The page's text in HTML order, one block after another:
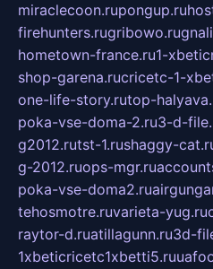
miraclecoon.rupongup.ru
firehunters.rugribowo.ru
hometown-france.ru1-
shop-garena.rucricetc-1-
one-life-story.rutop-
poka-vse-doma-2.ru3-d-
g2012.rutst-1.rushaggy-
g-2012.ruops-mgr.ru
poka-vse-doma2.ru
tehosmotre.ruvarieta-yug.ru
raytor-d.ruatillagunn.ru3d-
1xbeticricetc1xbetti5.ru